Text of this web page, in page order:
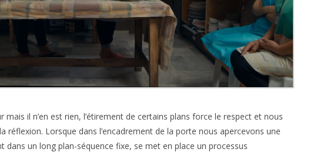
il n’en est rien, l’étirement de certains plans force le respect et nous
réflexion. Lorsque dans l’encadrement de la porte nous apercevons une
dans un long plan-séquence fixe, se met en place un processus